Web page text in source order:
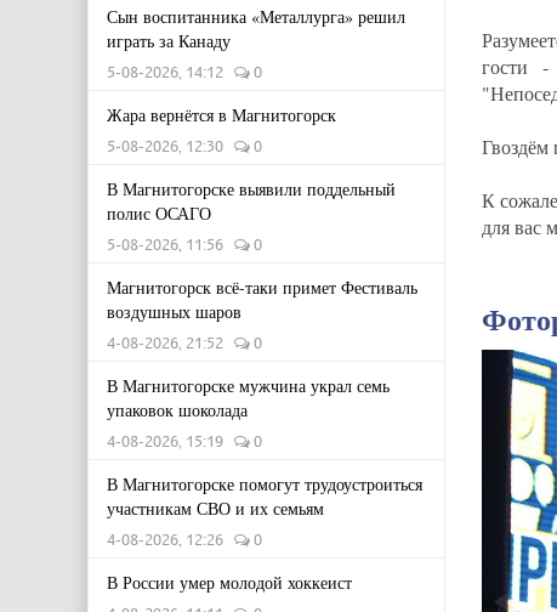
Сын воспитанника «Металлурга» решил
играть за Канаду
5-08-2026, 14:12 0
Жара вернётся в Магнитогорск
5-08-2026, 12:30 0
В Магнитогорске выявили поддельный
полис ОСАГО
5-08-2026, 11:56 0
Магнитогорск всё-таки примет Фестиваль
воздушных шаров
4-08-2026, 21:52 0
В Магнитогорске мужчина украл семь
упаковок шоколада
4-08-2026, 15:19 0
В Магнитогорске помогут трудоустроиться
участникам СВО и их семьям
4-08-2026, 12:26 0
В России умер молодой хоккеист
гости -
Гвоздём
К
для вас